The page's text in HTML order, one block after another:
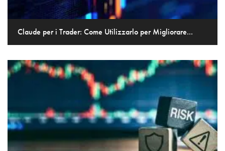
Claude per i Trader: Come Utilizzarlo per Migliorare...